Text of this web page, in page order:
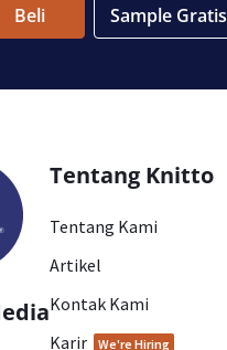
Beli Sample Gratis
Tentang Knitto
Tentang Kami
Artikel
Kontak Kami
Karir
We're Hiring